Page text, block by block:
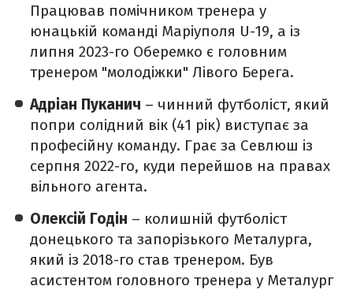
Працював помічником тренера у
юнацькій команді Маріуполя U-19, а із
липня 2023-го Оберемко є головним
тренером "молодіжки" Лівого Берега.
Адріан Пуканич – чинний футболіст, який
попри солідний вік (41 рік) виступає за
професійну команду. Грає за Севлюш із
серпня 2022-го, куди перейшов на правах
вільного агента.
Олексій Годін – колишній футболіст
донецького та запорізького Металурга,
який із 2018-го став тренером. Був
асистентом головного тренера у Металург